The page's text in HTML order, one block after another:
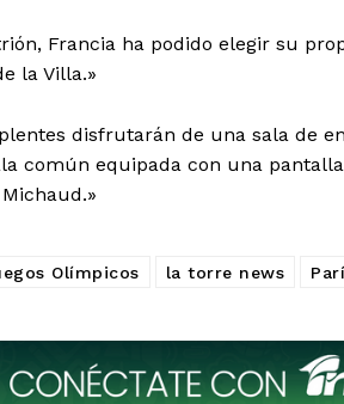
Francia ha podido elegir su
la Villa.»
disfrutarán de una sala de
común equipada con una
Olímpicos la torre news